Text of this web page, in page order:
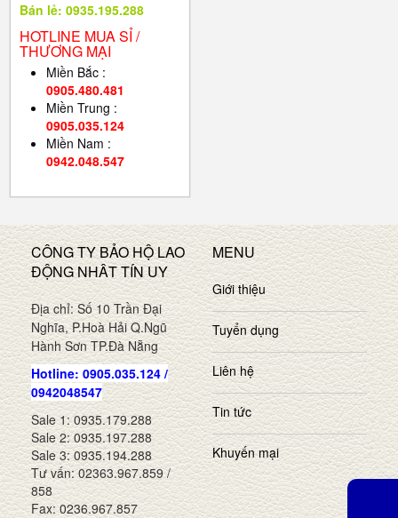
Bán lẻ: 0935.195.288
HOTLINE MUA SỈ /
THƯƠNG MẠI
Miền Bắc :
0905.480.481
Miền Trung :
0905.035.124
Miền Nam :
0942.048.547
CÔNG TY BẢO HỘ LAO
ĐỘNG NHÂT TÍN UY
Địa chỉ: Số 10 Trần Đại
Nghĩa, P.Hoà Hải Q.Ngũ
Hành Sơn TP.Đà Nẵng
Hotline: 0905.035.124 /
0942048547
Sale 1: 0935.179.288
Sale 2: 0935.197.288
Sale 3: 0935.194.288
Tư vấn: 02363.967.859 /
858
Fax: 0236.967.857
MENU
Giới thiệu
Tuyển dụng
Liên hệ
Tin tức
Khuyến mại